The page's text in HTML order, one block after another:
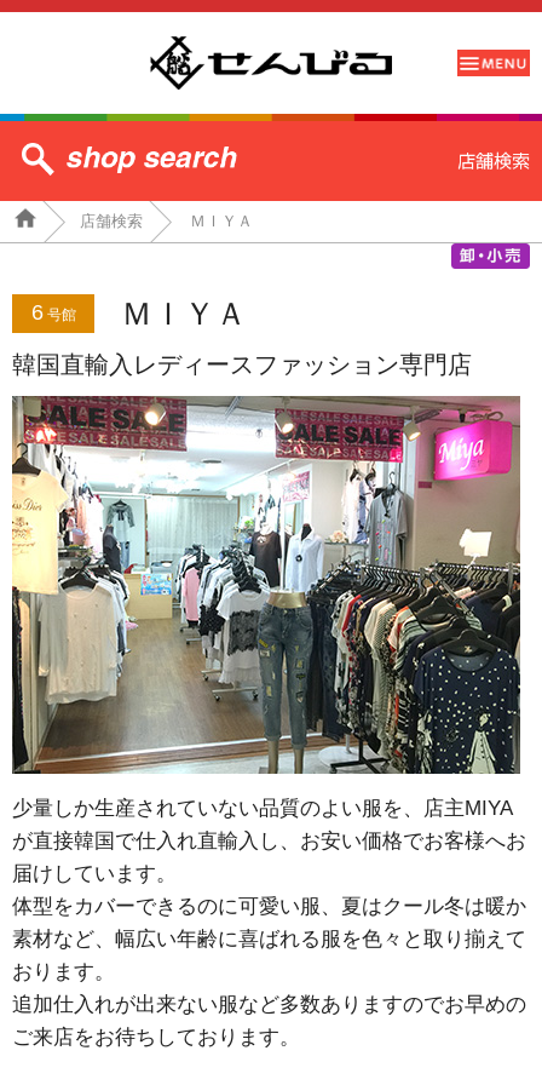
店舗検索 ＭＩＹＡ
6号館 ＭＩＹＡ
韓国直輸入レディースファッション専門店
少量しか生産されていない品質のよい服を、店主MIYA
が直接韓国で仕入れ直輸入し、お安い価格でお客様へお
届けしています。
体型をカバーできるのに可愛い服、夏はクール冬は暖か
素材など、幅広い年齢に喜ばれる服を色々と取り揃えて
おります。
追加仕入れが出来ない服など多数ありますのでお早めの
ご来店をお待ちしております。